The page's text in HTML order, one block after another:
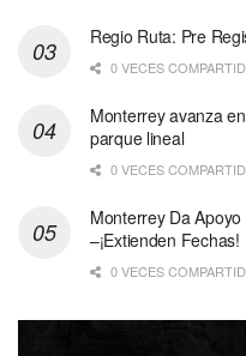
Regio Ruta: Pre
0 VECES
Monterrey avanza
parque lineal
0 VECES
Monterrey Da Apoyo
–¡Extienden Fechas!
0 VECES